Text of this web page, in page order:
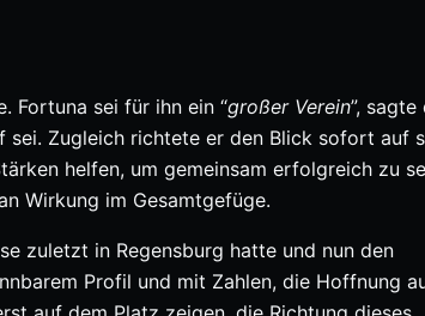
Fortuna sei für ihn ein “großer Verein”, sagte
Zugleich richtete er den Blick sofort auf
helfen, um gemeinsam erfolgreich zu
Wirkung im Gesamtgefüge.
zuletzt in Regensburg hatte und nun den
Profil und mit Zahlen, die Hoffnung